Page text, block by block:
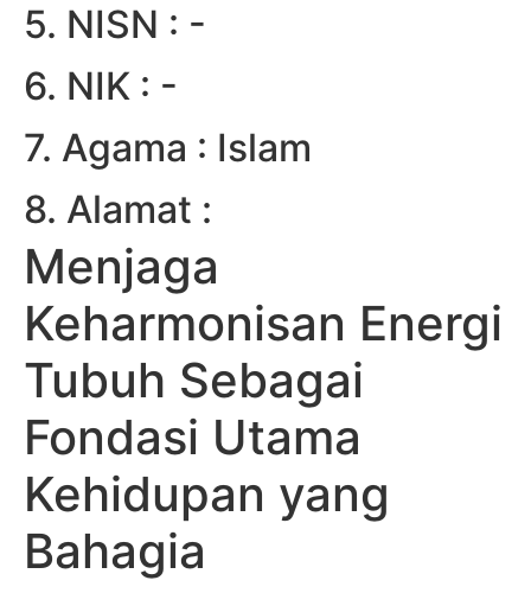
5. NISN : -
6. NIK : -
7. Agama : Islam
8. Alamat :
Menjaga
Keharmonisan Energi
Tubuh Sebagai
Fondasi Utama
Kehidupan yang
Bahagia